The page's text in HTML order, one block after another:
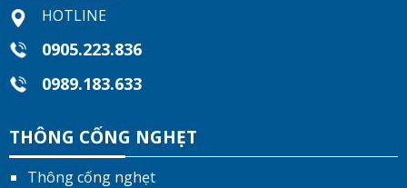
HOTLINE
0905.223.836
0989.183.633
THÔNG CỐNG NGHẸT
Thông cống nghẹt